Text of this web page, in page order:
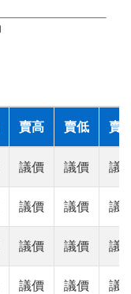
賣高 賣低 賣
議價 議價 議
議價 議價 議
議價 議價 議
議價 議價 議